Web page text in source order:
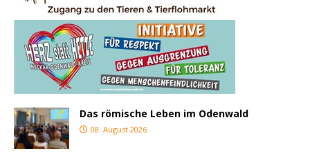
Das römische Leben im Odenwald
08. August 2026